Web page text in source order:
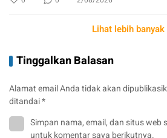
Lihat lebih banyak
Tinggalkan Balasan
Alamat email Anda tidak akan
ditandai*
Simpan nama, email, dan situs web
untuk komentar saya berikutnya.